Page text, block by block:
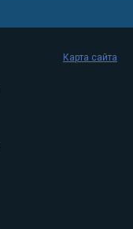
Карта сайта